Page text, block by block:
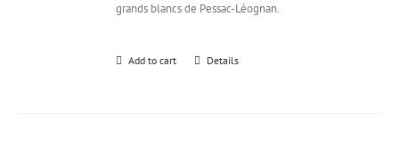
grands blancs de Pessac-Léognan.
Add to cart Details